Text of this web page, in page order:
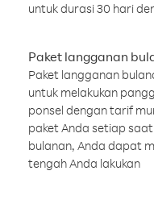
untuk durasi 30 hari
Paket langganan
Paket langganan
untuk melakukan
ponsel dengan tarif
paket Anda setiap
bulanan, Anda dapat
tengah Anda lakukan